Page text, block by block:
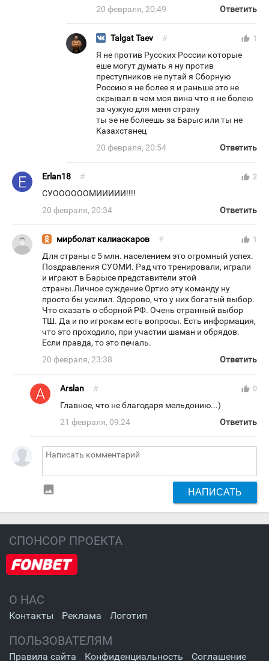
20 февраля, 20:49
Ответить
Talgat Taev # thumb_up 1
Я не против Русских России которые
еше могут думать я ну против
преступников не путай я Сборную
Россию я не более я и раньше это не
скрывал в чем моя вина что я не болею
за чужую для меня страну
ты эе не болеешь за Барыс или ты не
Казахстанец
20 февраля, 20:54
Ответить
Erlan18 # thumb_up 2
СУООООООМИИИИИ!!!!
20 февраля, 20:34
Ответить
мирболат калиаскаров # thumb_up 1
Для страны с 5 млн. населением это огромный успех.
Поздравления СУОМИ. Рад что тренировали, играли
и играют в Барысе представители этой
страны.Личное суждение Ортио эту команду ну
просто бы усилил. Здорово, что у них богатый выбор.
Что сказать о сборной РФ. Очень странный выбор
ТШ. Да и по игрокам есть вопросы. Есть информация,
что это проходило, при участии шаман и обрядов.
Если правда, то это печаль.
20 февраля, 23:38
Ответить
Arslan # thumb_up 0
Главное, что не благодаря мельдонию...)
21 февраля, 09:24
Ответить
insert_photo НАПИСАТЬ
СПОНСОР ПРОЕКТА
О НАС
Контакты Реклама Логотип
ПОЛЬЗОВАТЕЛЯМ
Правила сайта Конфиденциальность Соглашение